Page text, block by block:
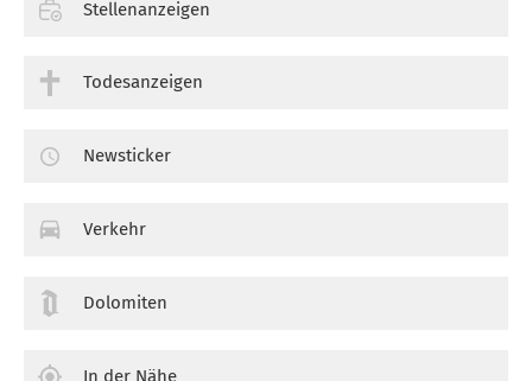
Stellenanzeigen
Todesanzeigen
Newsticker
Verkehr
Dolomiten
In der Nähe